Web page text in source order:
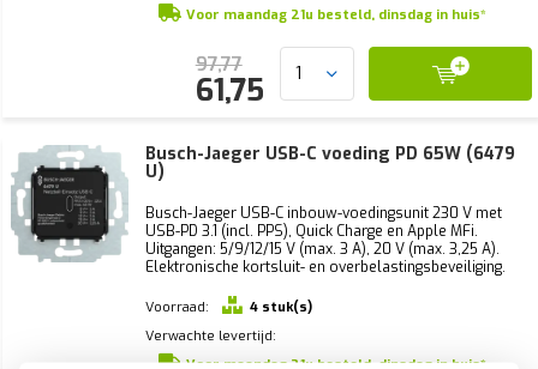
Voor maandag 21u besteld, dinsdag in huis*
97,77
61,75
Busch-Jaeger USB-C voeding PD 65W (6479
U)
Busch-Jaeger USB-C inbouw-voedingsunit 230 V met
USB-PD 3.1 (incl. PPS), Quick Charge en Apple MFi.
Uitgangen: 5/9/12/15 V (max. 3 A), 20 V (max. 3,25 A).
Elektronische kortsluit- en overbelastingsbeveiliging.
Voorraad:
4 stuk(s)
Verwachte levertijd:
Voor maandag 21u besteld, dinsdag in huis*